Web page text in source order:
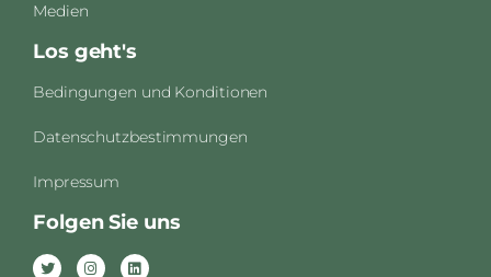
Medien
Los geht's
Bedingungen und Konditionen
Datenschutzbestimmungen
Impressum
Folgen Sie uns